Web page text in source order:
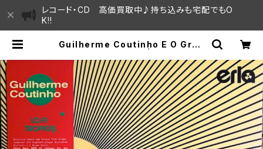
レコード・CD 高価買取中♪持ち込みも宅配でもO
K!!
Guilherme Coutinho E O Grup
OUSE / ハレまち通りからすぐ♫見晴
らしの良いレコード屋